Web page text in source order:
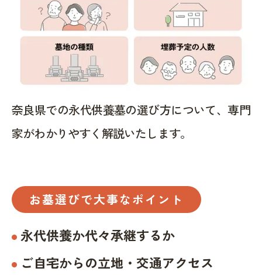
奈良県での永代供養墓の選び方について、専門
家がわかりやすく解説いたします。
お墓選びで大事なポイント
永代供養か代々承継するか
ご自宅からの立地・交通アクセス